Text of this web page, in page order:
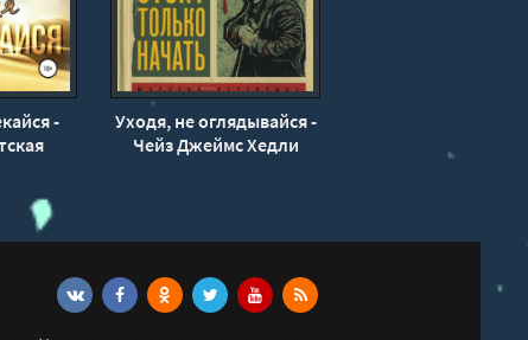
-
Уходя, не оглядывайся -
Чейз Джеймс Хедли